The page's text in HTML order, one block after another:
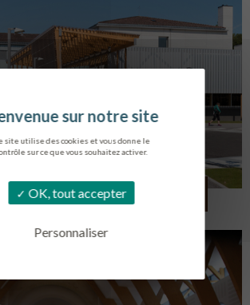
site utilise des cookies et vous donne le
sur ce que vous souhaitez activer.
OK, tout accepter
Personnaliser
LES-BAINS